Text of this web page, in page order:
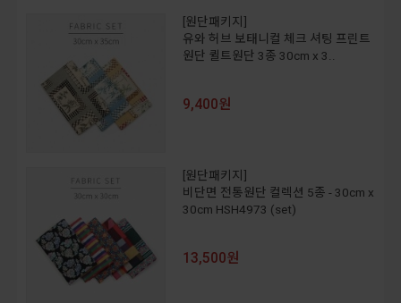
[원단패키지]
유와 허브 보태니컬 체크 셔팅 프린트
원단 퀼트원단 3종 30cm x 3..
9,400원
[원단패키지]
비단면 전통원단 컬렉션 5종 - 30cm x
30cm HSH4973 (set)
13,500원